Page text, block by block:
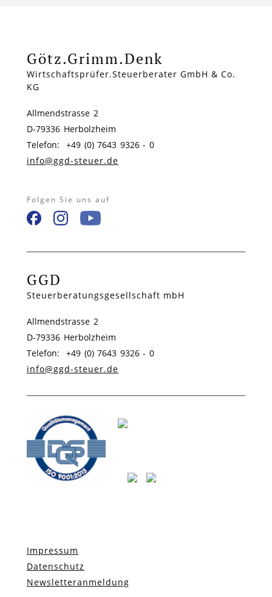
Götz.Grimm.Denk
Wirtschaftsprüfer.Steuerberater GmbH & Co.
KG
Allmendstrasse 2
D-79336 Herbolzheim
Telefon: +49 (0) 7643 9326 - 0
info@ggd-steuer.de
Folgen Sie uns auf
GGD
Steuerberatungsgesellschaft mbH
Allmendstrasse 2
D-79336 Herbolzheim
Telefon: +49 (0) 7643 9326 - 0
info@ggd-steuer.de
Impressum
Datenschutz
Newsletteranmeldung